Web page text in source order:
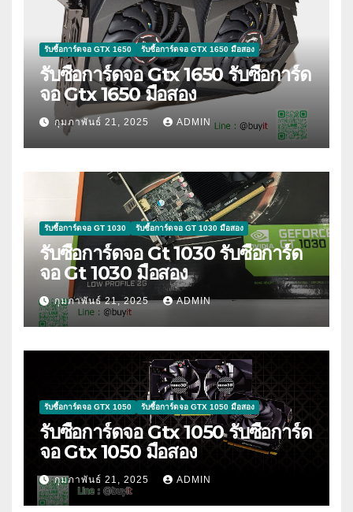
รับซื้อการ์ดจอ GTX 1650 รับซื้อการ์ดจอ GTX 1650 มือสอง
รับซื้อการ์ดจอ Gtx 1650 รับซื้อการ์ด
จอ Gtx 1650 มือสอง
กุมภาพันธ์ 21, 2025 ADMIN
รับซื้อการ์ดจอ GT 1030 รับซื้อการ์ดจอ GT 1030 มือสอง
รับซื้อการ์ดจอ Gt 1030 รับซื้อการ์ด
จอ Gt 1030 มือสอง
กุมภาพันธ์ 21, 2025 ADMIN
รับซื้อการ์ดจอ GTX 1050 รับซื้อการ์ดจอ GTX 1050 มือสอง
รับซื้อการ์ดจอ Gtx 1050 รับซื้อการ์ด
จอ Gtx 1050 มือสอง
กุมภาพันธ์ 21, 2025 ADMIN